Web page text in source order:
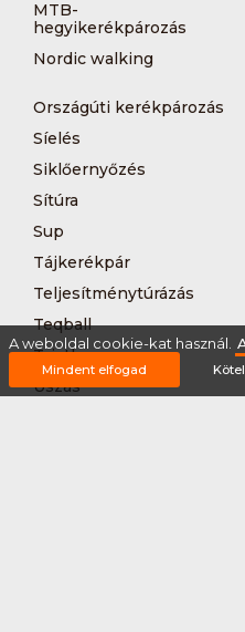
MTB-
hegyikerékpározás
Nordic walking
Országúti kerékpározás
Síelés
Siklőernyőzés
Sítúra
Sup
Tájkerékpár
Teljesítménytúrázás
Teqball
Triatlon
Úszás
A weboldal cookie-kat használ.
Mindent elfogad